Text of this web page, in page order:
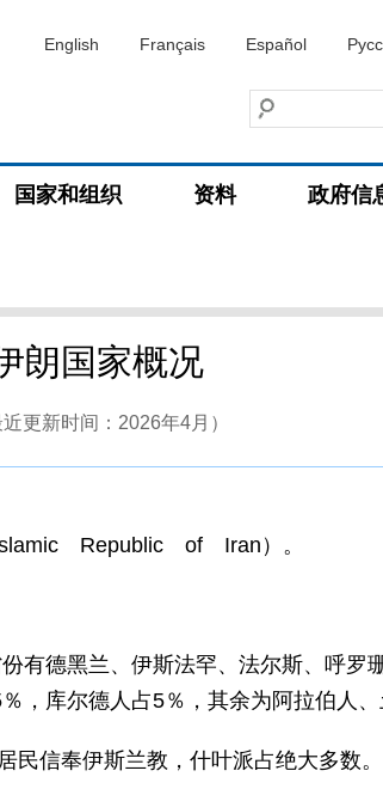
English Français Español
国家和组织 资料 政府信
朗国家概况
近更新时间：2026年4月）
Republic of Iran）。
有德黑兰、伊斯法罕、法尔斯、呼罗
，库尔德人占5％，其余为阿拉伯人、
民信奉伊斯兰教，什叶派占绝大多数。